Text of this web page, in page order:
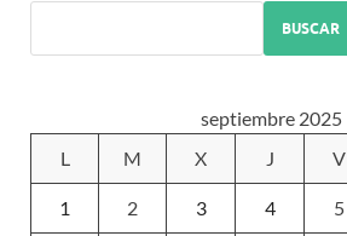
BUSCAR
septiembre 2025
L
M X J V
1 2 3 4 5